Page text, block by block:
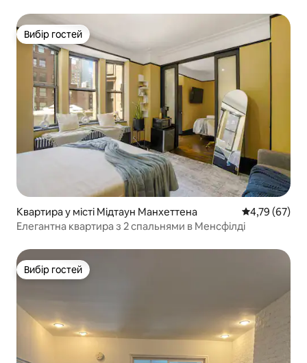
Вибір гостей
Вибір гостей
Квартира у місті Мідтаун Манхеттена Середня
4,79 (67)
Елегантна квартира з 2 спальнями в Менсфілді
Вибір гостей
Вибір гостей